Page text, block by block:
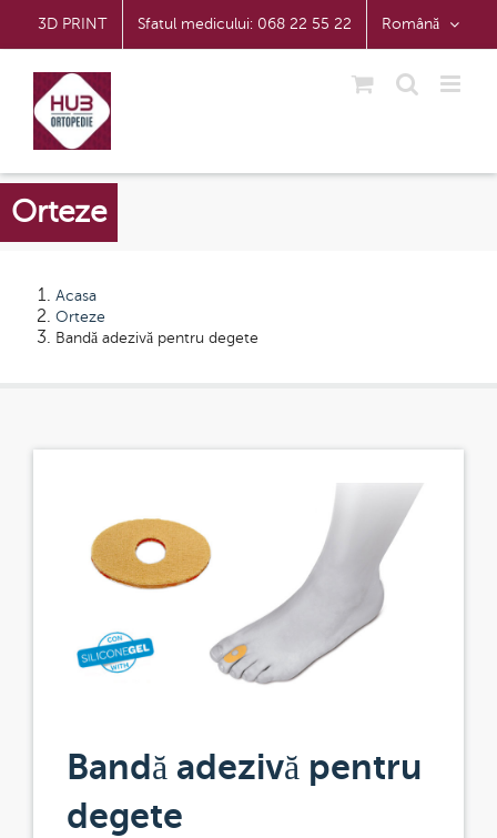
content
3D PRINT Sfatul medicului: 068 22 55 22 Română
Orteze
Acasa
Orteze
Bandă adezivă pentru degete
Bandă adezivă pentru
degete